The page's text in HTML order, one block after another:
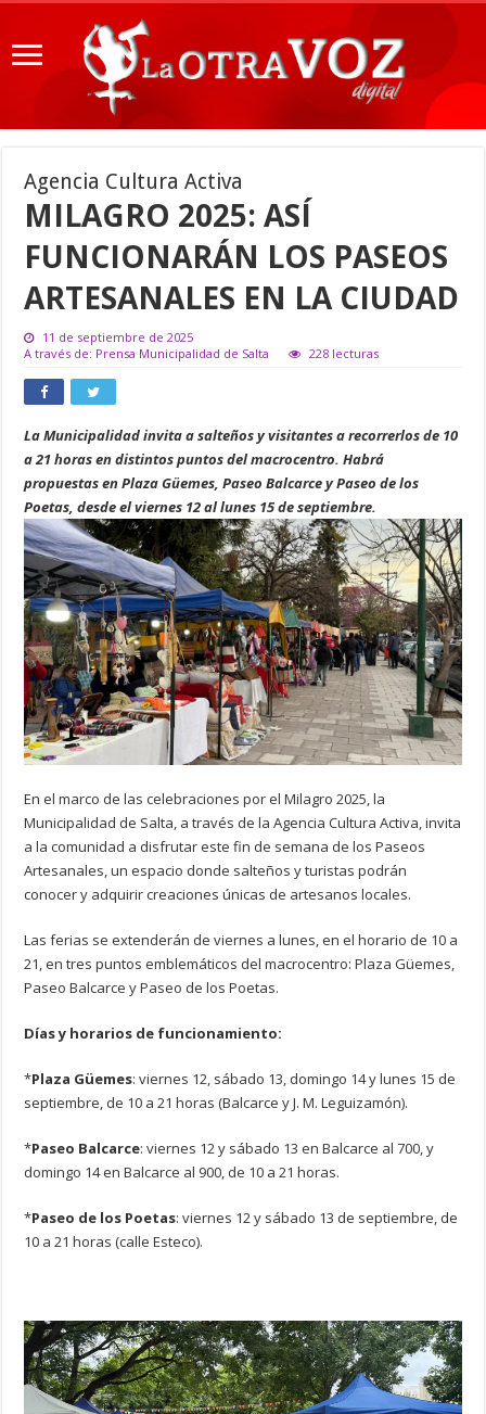
Agencia Cultura Activa
MILAGRO 2025: ASÍ
FUNCIONARÁN LOS PASEOS
ARTESANALES EN LA CIUDAD
11 de septiembre de 2025
A través de: Prensa Municipalidad de Salta
228 lecturas
La Municipalidad invita a salteños y visitantes a recorrerlos de 10
a 21 horas en distintos puntos del macrocentro. Habrá
propuestas en Plaza Güemes, Paseo Balcarce y Paseo de los
Poetas, desde el viernes 12 al lunes 15 de septiembre.
En el marco de las celebraciones por el Milagro 2025, la
Municipalidad de Salta, a través de la Agencia Cultura Activa, invita
a la comunidad a disfrutar este fin de semana de los Paseos
Artesanales, un espacio donde salteños y turistas podrán
conocer y adquirir creaciones únicas de artesanos locales.
Las ferias se extenderán de viernes a lunes, en el horario de 10 a
21, en tres puntos emblemáticos del macrocentro: Plaza Güemes,
Paseo Balcarce y Paseo de los Poetas.
Días y horarios de funcionamiento:
*Plaza Güemes: viernes 12, sábado 13, domingo 14 y lunes 15 de
septiembre, de 10 a 21 horas (Balcarce y J. M. Leguizamón).
*Paseo Balcarce: viernes 12 y sábado 13 en Balcarce al 700, y
domingo 14 en Balcarce al 900, de 10 a 21 horas.
*Paseo de los Poetas: viernes 12 y sábado 13 de septiembre, de
10 a 21 horas (calle Esteco).